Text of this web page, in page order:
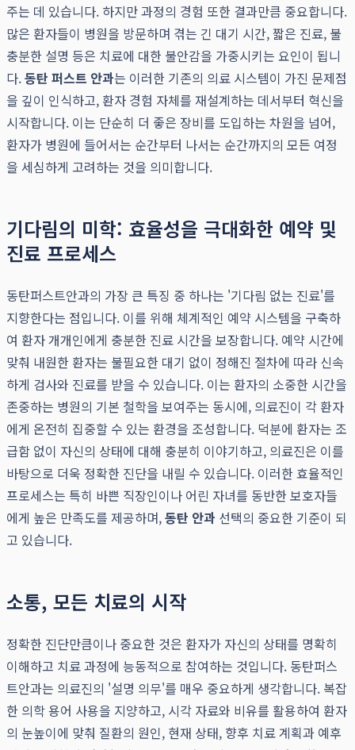
주는 데 있습니다. 하지만 과정의 경험 또한 결과만큼 중요합니다.
많은 환자들이 병원을 방문하며 겪는 긴 대기 시간, 짧은 진료, 불
충분한 설명 등은 치료에 대한 불안감을 가중시키는 요인이 됩니
다.동탄 퍼스트 안과는 이러한 기존의 의료 시스템이 가진 문제점
을 깊이 인식하고, 환자 경험 자체를 재설계하는 데서부터 혁신을
시작합니다. 이는 단순히 더 좋은 장비를 도입하는 차원을 넘어,
환자가 병원에 들어서는 순간부터 나서는 순간까지의 모든 여정
을 세심하게 고려하는 것을 의미합니다.
기다림의 미학: 효율성을 극대화한 예약 및
진료 프로세스
동탄퍼스트안과의 가장 큰 특징 중 하나는 '기다림 없는 진료'를
지향한다는 점입니다. 이를 위해 체계적인 예약 시스템을 구축하
여 환자 개개인에게 충분한 진료 시간을 보장합니다. 예약 시간에
맞춰 내원한 환자는 불필요한 대기 없이 정해진 절차에 따라 신속
하게 검사와 진료를 받을 수 있습니다. 이는 환자의 소중한 시간을
존중하는 병원의 기본 철학을 보여주는 동시에, 의료진이 각 환자
에게 온전히 집중할 수 있는 환경을 조성합니다. 덕분에 환자는 조
급함 없이 자신의 상태에 대해 충분히 이야기하고, 의료진은 이를
바탕으로 더욱 정확한 진단을 내릴 수 있습니다. 이러한 효율적인
프로세스는 특히 바쁜 직장인이나 어린 자녀를 동반한 보호자들
에게 높은 만족도를 제공하며,동탄 안과 선택의 중요한 기준이 되
고 있습니다.
소통, 모든 치료의 시작
정확한 진단만큼이나 중요한 것은 환자가 자신의 상태를 명확히
이해하고 치료 과정에 능동적으로 참여하는 것입니다. 동탄퍼스
트안과는 의료진의 '설명 의무'를 매우 중요하게 생각합니다. 복잡
한 의학 용어 사용을 지양하고, 시각 자료와 비유를 활용하여 환자
의 눈높이에 맞춰 질환의 원인, 현재 상태, 향후 치료 계획과 예후